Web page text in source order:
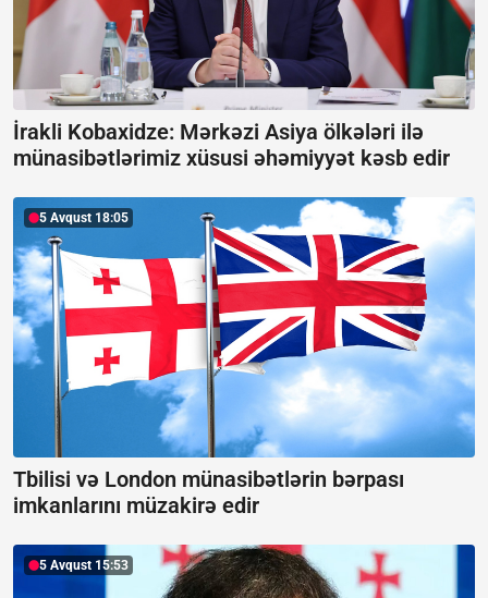
İrakli Kobaxidze: Mərkəzi Asiya ölkələri ilə
münasibətlərimiz xüsusi əhəmiyyət kəsb edir
5 Avqust 18:05
Tbilisi və London münasibətlərin bərpası
imkanlarını müzakirə edir
5 Avqust 15:53